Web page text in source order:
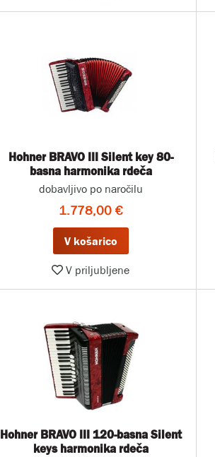
Hohner BRAVO III Silent key 80-
basna harmonika rdeča
dobavljivo po naročilu
1.778,00 €
V košarico
V priljubljene
Hohner BRAVO III 120-basna Silent
keys harmonika rdeča